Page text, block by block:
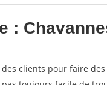
:
clients pour faire des